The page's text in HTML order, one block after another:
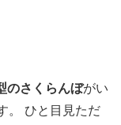
のさくらんぼがい
。 ひと目見ただ